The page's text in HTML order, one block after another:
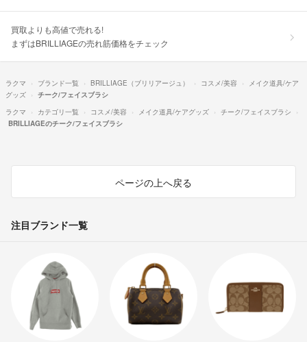
買取よりも高値で売れる!
まずはBRILLIAGEの売れ筋価格をチェック
ラクマ ブランド一覧 BRILLIAGE（ブリリアージュ） コスメ/美容
メイク道具/ケア
グッズ
チーク/フェイスブラシ
ラクマ
カテゴリ一覧 コスメ/美容 メイク道具/ケアグッズ
チーク/フェイスブラシ
BRILLIAGEのチーク/フェイスブラシ
ページの上へ戻る
注目ブランド一覧